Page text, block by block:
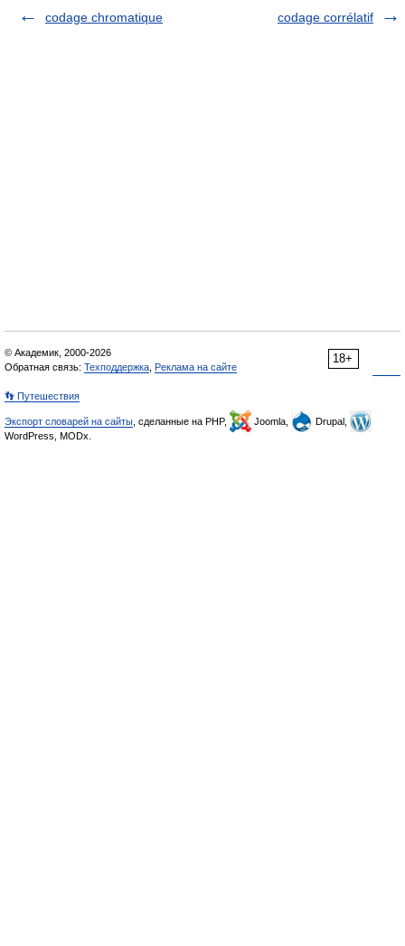
codage chromatique
codage corrélatif
18+
© Академик, 2000-2026
Обратная связь: Техподдержка Реклама на сайте
👣 Путешествия
Экспорт словарей на сайты , сделанные на PHP, Joomla,
Drupal,
WordPress, MODx.